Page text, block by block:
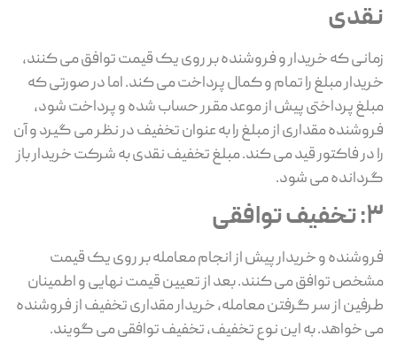
نقدی
زمانی که خریدار و فروشنده بر روی یک قیمت توافق می کنند،
خریدار مبلغ را تمام و کمال پرداخت می کند. اما در صورتی که
مبلغ پرداختی پیش از موعد مقرر حساب شده و پرداخت شود،
فروشنده مقداری از مبلغ را به عنوان تخفیف در نظر می گیرد و آن
را در فاکتور قید می کند. مبلغ تخفیف نقدی به شرکت خریدار باز
گردانده می شود.
3: تخفیف توافقی
فروشنده و خریدار پیش از انجام معامله بر روی یک قیمت
مشخص توافق می کنند. بعد از تعیین قیمت نهایی و اطمینان
طرفین از سر گرفتن معامله، خریدار مقداری تخفیف از فروشنده
می خواهد. به این نوع تخفیف، تخفیف توافقی می گویند.